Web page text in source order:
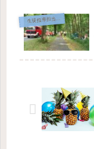
生徒指導担当として